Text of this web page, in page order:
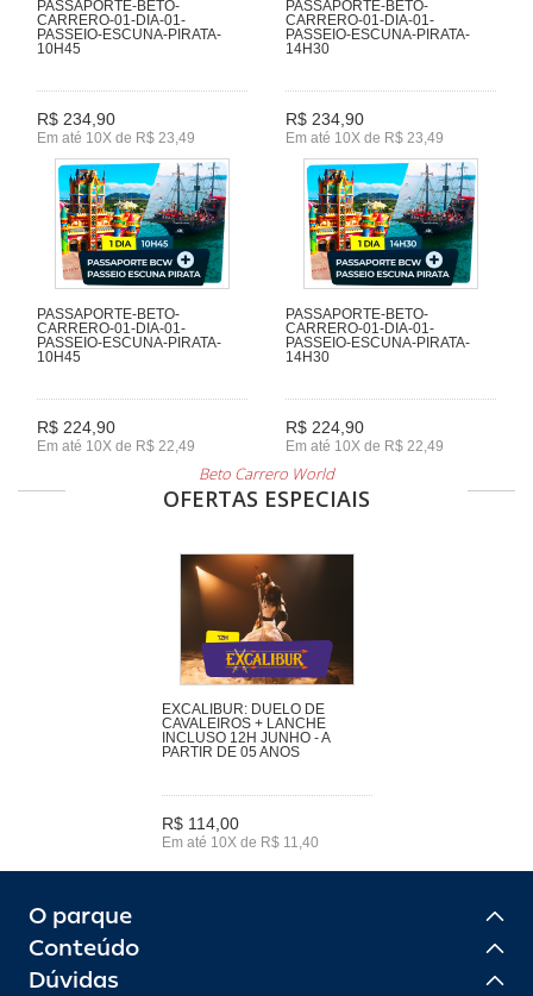
PASSAPORTE-BETO-
CARRERO-01-DIA-01-
PASSEIO-ESCUNA-PIRATA-
10H45
R$ 234,90
Em até 10X de R$ 23,49
PASSAPORTE-BETO-
CARRERO-01-DIA-01-
PASSEIO-ESCUNA-PIRATA-
14H30
R$ 234,90
Em até 10X de R$ 23,49
PASSAPORTE-BETO-
CARRERO-01-DIA-01-
PASSEIO-ESCUNA-PIRATA-
10H45
R$ 224,90
Em até 10X de R$ 22,49
PASSAPORTE-BETO-
CARRERO-01-DIA-01-
PASSEIO-ESCUNA-PIRATA-
14H30
R$ 224,90
Em até 10X de R$ 22,49
Beto Carrero World
OFERTAS ESPECIAIS
EXCALIBUR: DUELO DE
CAVALEIROS + LANCHE
INCLUSO 12H JUNHO - A
PARTIR DE 05 ANOS
R$ 114,00
Em até 10X de R$ 11,40
O parque
Conteúdo
Dúvidas